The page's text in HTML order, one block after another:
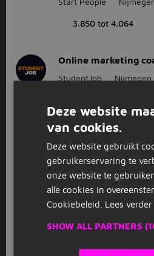
3.850 tot 4.064
Online marketing
StudentJob Nijmegen
3
recent gesloten
Deze website
van cookies.
Deze website gebruikt
gebruikerservaring te
onze website te
alle cookies in
Cookiebeleid. Lees verder
SHOW ALL PARTNERS